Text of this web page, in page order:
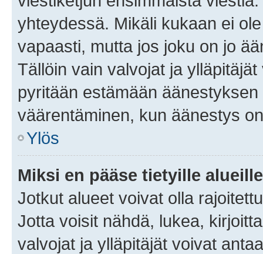
yhteydessä. Mikäli kukaan ei
vapaasti, mutta jos joku on jo
Tällöin vain valvojat ja
pyritään estämään
väärentäminen, kun äänestys
Ylös
Miksi en pääse tietyille
Jotkut alueet voivat olla
Jotta voisit nähdä, lukea,
valvojat ja ylläpitäjät voivat